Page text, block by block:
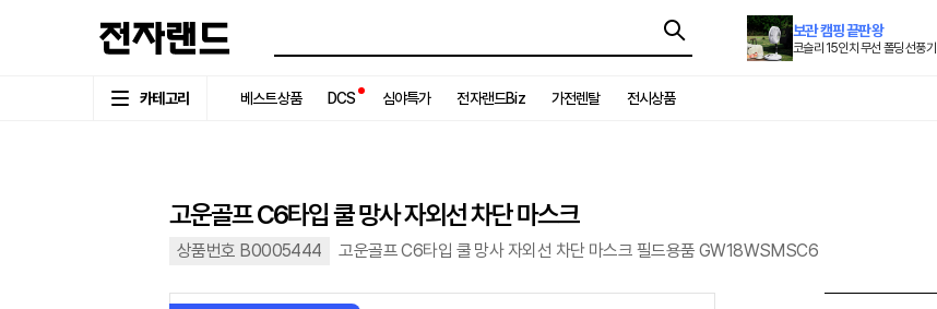
보관 캠핑 끝판왕
코슬리 15인치 무선 폴딩 선풍기
카테고리 베스트상품 DCS 심야특가 전자랜드Biz 가전렌탈 전시상품
고운골프 C6타입 쿨 망사 자외선 차단 마스크
상품번호 B0005444 고운골프 C6타입 쿨 망사 자외선 차단 마스크 필드용품 GW18WSMSC6